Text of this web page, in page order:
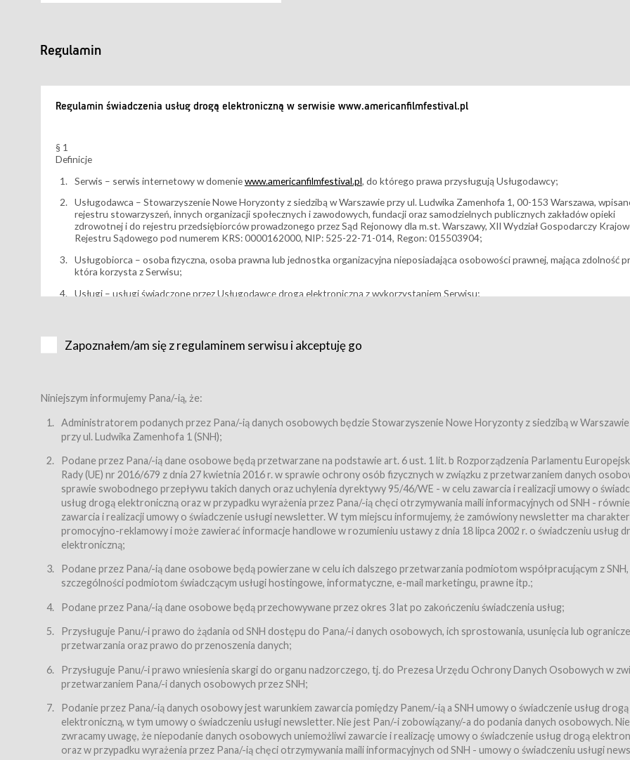
Regulamin
Regulamin świadczenia usług drogą elektroniczną w serwisie www.americanfilmfestival.pl
§ 1
Definicje
Serwis – serwis internetowy w domeniewww.americanfilmfestival.pl, do którego prawa przysługują Usługodawcy;
Usługodawca – Stowarzyszenie Nowe Horyzonty z siedzibą w Warszawie przy ul. Ludwika Zamenhofa 1, 00-153 Warszawa,
rejestru stowarzyszeń, innych organizacji społecznych i zawodowych, fundacji oraz samodzielnych publicznych zakładów opieki
zdrowotnej i do rejestru przedsiębiorców prowadzonego przez Sąd Rejonowy dla m.st. Warszawy, XII Wydział Gospodarczy
Rejestru Sądowego pod numerem KRS: 0000162000, NIP: 525-22-71-014, Regon: 015503904;
Usługobiorca – osoba fizyczna, osoba prawna lub jednostka organizacyjna nieposiadająca osobowości prawnej, mająca zdolność
która korzysta z Serwisu;
Usługi – usługi świadczone przez Usługodawcę drogą elektroniczną z wykorzystaniem Serwisu;
Karnety – wybrane dokumenty potwierdzające zawarcie umowy z Usługodawcą i uprawniające do wzięcia udziału w Wydarzeniu,
Bilety – wybrane dokumenty potwierdzające zawarcie umowy z Usługodawcą i uprawniające do wzięcia udziału w Wydarzeniu,
przewidziane przez Usługodawcę dla danego Wydarzenia, tj. uprawniające do uczestnictwa w wielu albo w pojedynczych seansach
filmowych, wydarzeniach specjalnych i koncertach;
Sklep – sklep internetowy prowadzony przez Usługodawcę w Serwisie;
Regulamin – niniejszy regulamin.
§ 2
Postanowienia ogólne
Regulamin określa zasady:
świadczenia Usługobiorcom Usług przez Usługodawcę, z zastrzeżeniem usług, o których mowa w ust. 2 pkt. 4 i 5 poniżej,
zasady świadczenia precyzują odrębne regulaminy,
przetwarzania przez Usługodawcę danych osobowych Usługobiorców będących osobami fizycznymi.
Usługodawca świadczy w szczególności następujące Usługi:Usługodawca świadczy Usługi drogą elektroniczną w rozumieniu
dnia 18 lipca 2002 r. o świadczeniu usług drogą elektroniczną (Dz.U. z 2002 r., Nr 144, poz. 1204, z późń. zm.). Usługi świadczone są
nieodpłatnie.
usługę przeglądania i odczytywania przez Usługobiorców materiałów zamieszczanych w Serwisie,
usługę newsletter,
usługę zawierania na odległość umów nabycia Karnetów i Biletów,
usługę zawierania na odległość umów sprzedaży w Sklepie.
Usługodawca świadczy Usługi drogą elektroniczną w rozumieniu ustawy z dnia 18 lipca 2002 r. o świadczeniu usług drogą
(Dz.U. z 2002 r., Nr 144, poz. 1204, z późń. zm.). Usługi świadczone są nieodpłatnie.
Zapoznałem/am się z regulaminem serwisu i akceptuję go
Niniejszym informujemy Pana/-ią, że:
Administratorem podanych przez Pana/-ią danych osobowych będzie Stowarzyszenie Nowe Horyzonty z siedzibą w
przy ul. Ludwika Zamenhofa 1 (SNH);
Podane przez Pana/-ią dane osobowe będą przetwarzane na podstawie art. 6 ust. 1 lit. b Rozporządzenia Parlamentu
Rady (UE) nr 2016/679 z dnia 27 kwietnia 2016 r. w sprawie ochrony osób fizycznych w związku z przetwarzaniem danych
sprawie swobodnego przepływu takich danych oraz uchylenia dyrektywy 95/46/WE - w celu zawarcia i realizacji umowy o
usług drogą elektroniczną oraz w przypadku wyrażenia przez Pana/-ią chęci otrzymywania maili informacyjnych od SNH -
zawarcia i realizacji umowy o świadczenie usługi newsletter. W tym miejscu informujemy, że zamówiony newsletter ma charakter
promocyjno-reklamowy i może zawierać informacje handlowe w rozumieniu ustawy z dnia 18 lipca 2002 r. o świadczeniu usług
elektroniczną;
Podane przez Pana/-ią dane osobowe będą powierzane w celu ich dalszego przetwarzania podmiotom współpracującym z
szczególności podmiotom świadczącym usługi hostingowe, informatyczne, e-mail marketingu, prawne itp.;
Podane przez Pana/-ią dane osobowe będą przechowywane przez okres 3 lat po zakończeniu świadczenia usług;
Przysługuje Panu/-i prawo do żądania od SNH dostępu do Pana/-i danych osobowych, ich sprostowania, usunięcia lub
przetwarzania oraz prawo do przenoszenia danych;
Przysługuje Panu/-i prawo wniesienia skargi do organu nadzorczego, tj. do Prezesa Urzędu Ochrony Danych Osobowych w
przetwarzaniem Pana/-i danych osobowych przez SNH;
Podanie przez Pana/-ią danych osobowy jest warunkiem zawarcia pomiędzy Panem/-ią a SNH umowy o świadczenie usług drogą
elektroniczną, w tym umowy o świadczeniu usługi newsletter. Nie jest Pan/-i zobowiązany/-a do podania danych osobowych.
zwracamy uwagę, że niepodanie danych osobowych uniemożliwi zawarcie i realizację umowy o świadczenie usług drogą
oraz w przypadku wyrażenia przez Pana/-ią chęci otrzymywania maili informacyjnych od SNH - umowy o świadczeniu usługi